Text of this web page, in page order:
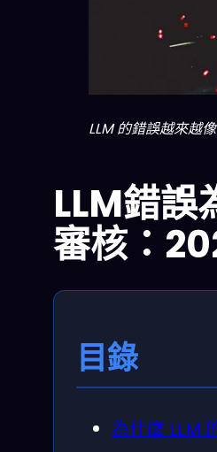
LLM 的錯誤越來越
LLM錯誤
審核：
目錄
為什麼 LLM